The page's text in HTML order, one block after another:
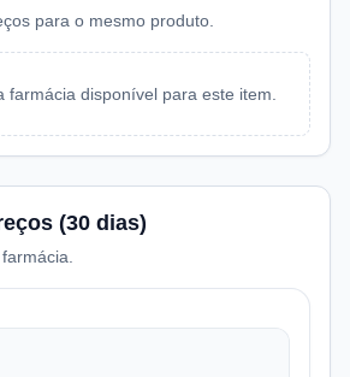
para o mesmo produto.
farmácia disponível para este item.
(30 dias)